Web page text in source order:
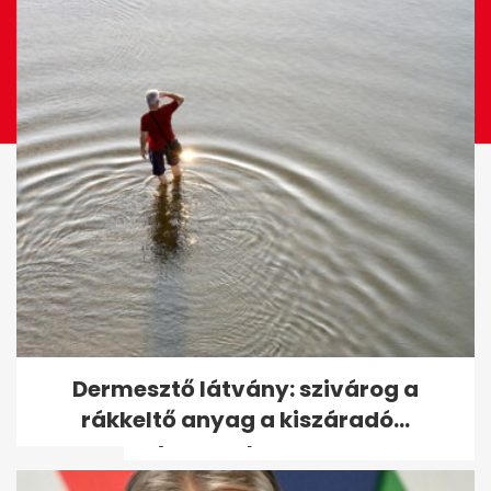
Nap képe: Diákok megtekintik,
ahogyan Novák Katalin
solymot röptet
Dermesztő látvány: szivárog a
rákkeltő anyag a kiszáradó...